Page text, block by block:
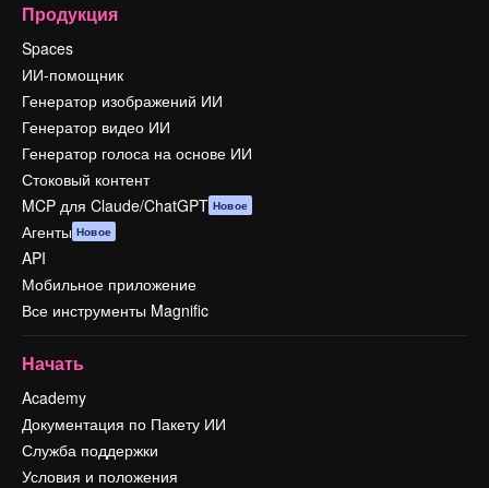
Продукция
Spaces
ИИ-помощник
Генератор изображений ИИ
Генератор видео ИИ
Генератор голоса на основе ИИ
Стоковый контент
MCP для Claude/ChatGPT Новое
Агенты Новое
API
Мобильное приложение
Все инструменты Magnific
Начать
Academy
Документация по Пакету ИИ
Служба поддержки
Условия и положения